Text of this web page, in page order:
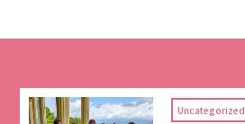
Uncategorized